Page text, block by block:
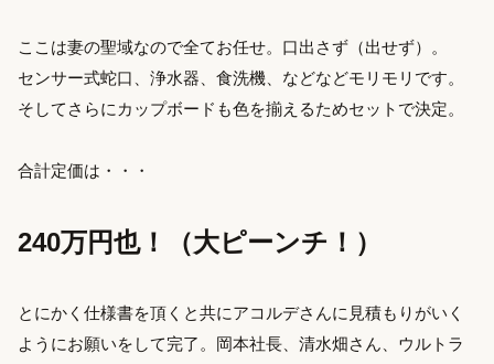
ここは妻の聖域なので全てお任せ。口出さず（出せず）。
センサー式蛇口、浄水器、食洗機、などなどモリモリです。
そしてさらにカップボードも色を揃えるためセットで決定。
合計定価は・・・
240万円也！（大ピーンチ！）
とにかく仕様書を頂くと共にアコルデさんに見積もりがいく
ようにお願いをして完了。岡本社長、清水畑さん、ウルトラ